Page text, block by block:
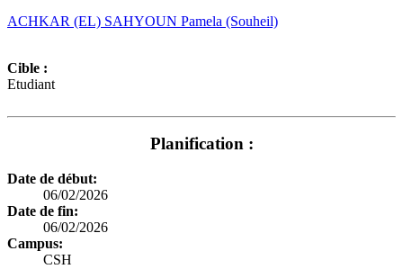
ACHKAR (EL) SAHYOUN Pamela (Souheil)
Cible :
Etudiant
Planification :
Date de début:
06/02/2026
Date de fin:
06/02/2026
Campus:
CSH